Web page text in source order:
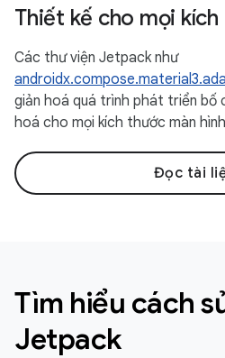
Thiết kế cho mọi
Các thư viện Jetpack như
giản hoá quá trình phát triển bố
hoá cho mọi kích thước màn
Đọc tài
Tìm hiểu cách
Jetpack